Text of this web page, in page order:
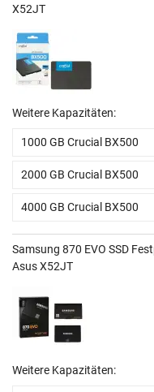
X52JT
Weitere Kapazitäten:
1000 GB Crucial BX500
2000 GB Crucial BX500
4000 GB Crucial BX500
Samsung 870 EVO SSD
Asus X52JT
Weitere Kapazitäten: